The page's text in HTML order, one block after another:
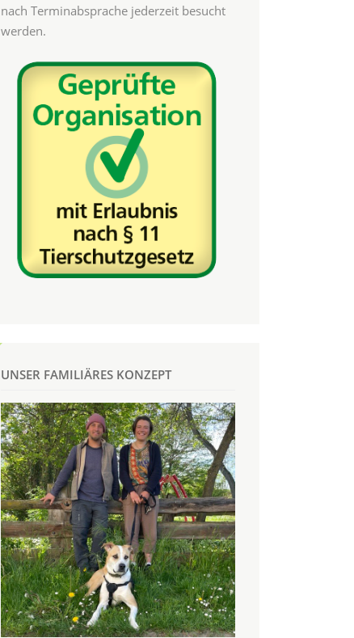
nach Terminabsprache jederzeit besucht
werden.
UNSER FAMILIÄRES KONZEPT